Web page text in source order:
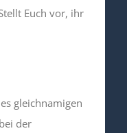
Euch vor, ihr
gleichnamigen
der